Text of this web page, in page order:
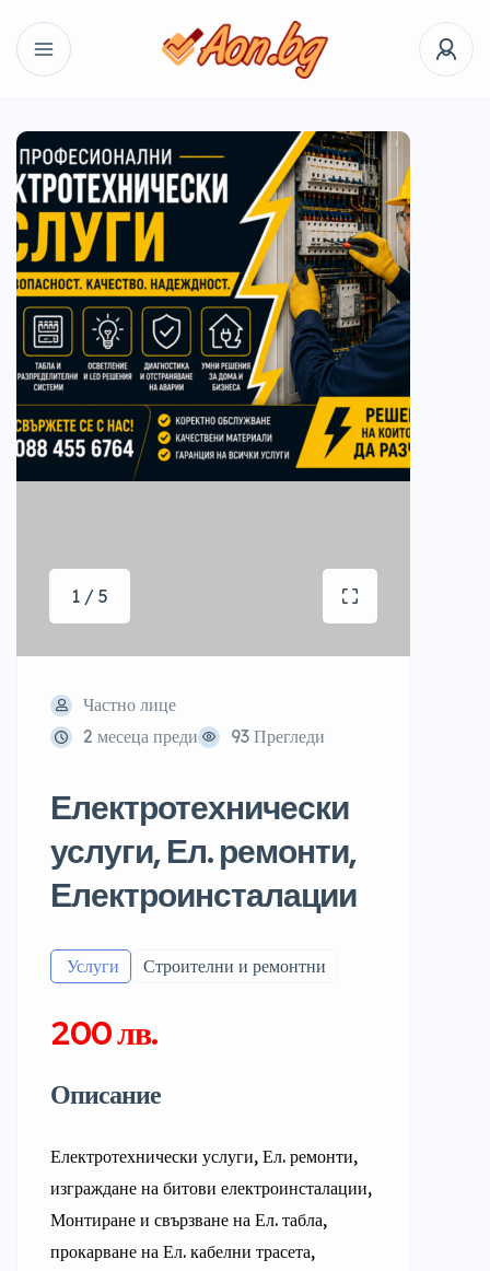
1 / 5
Частно лице
2 месеца преди
93 Прегледи
Електротехнически
услуги, Ел. ремонти,
Електроинсталации
️ Услуги Строителни и ремонтни
200 лв.
Описание
Електротехнически услуги, Ел. ремонти,
изграждане на битови електроинсталации,
Монтиране и свързване на Ел. табла,
прокарване на Ел. кабелни трасета,